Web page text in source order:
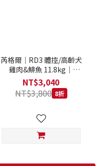
芮格爾｜RD3 體控/高齡犬
雞肉&鯡魚 11.8kg｜
REGAL 天然犬糧 狗飼料
NT$3,040
NT$3,800 8折